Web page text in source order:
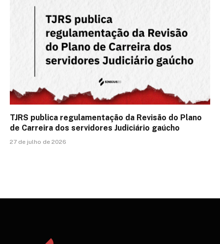
TJRS publica regulamentação da Revisão do Plano
de Carreira dos servidores Judiciário gaúcho
27 de julho de 2026